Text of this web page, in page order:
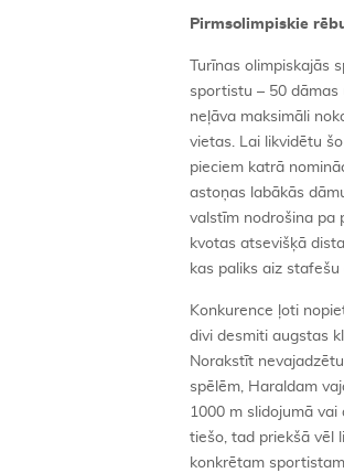
Pirmsolimpiskie
Turīnas olimpiskajās
sportistu – 50 dāmas
neļāva maksimāli
vietas. Lai likvidētu
pieciem katrā
astoņas labākās
valstīm nodrošina pa
kvotas atsevišķā
kas paliks aiz
Konkurence ļoti
divi desmiti augstas
Norakstīt
spēlēm, Haraldam
1000 m slidojumā vai
tiešo, tad priekšā vēl
konkrētam